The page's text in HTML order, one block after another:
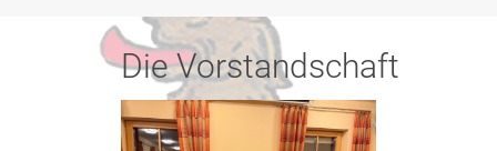
Die Vorstandschaft